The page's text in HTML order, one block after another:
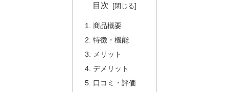
目次
商品概要
特徴・機能
メリット
デメリット
口コミ・評価